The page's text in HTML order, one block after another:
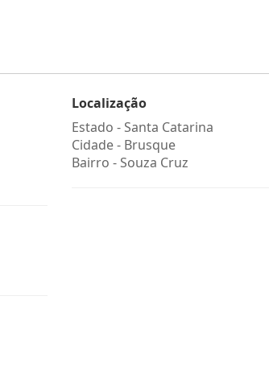
Localização
Estado -Santa Catarina
Cidade - Brusque
Bairro -Souza Cruz